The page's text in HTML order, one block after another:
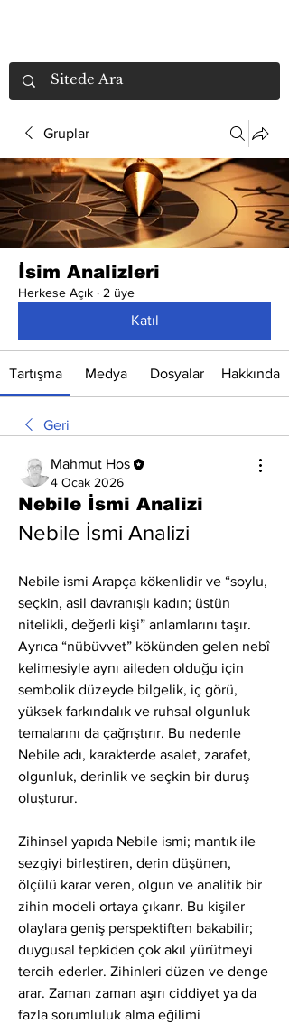
Gruplar
İsim Analizleri
Herkese Açık · 2 üye
Katıl
Tartışma Medya Dosyalar Hakkında
Geri
Mahmut Hos
4 Ocak 2026
Nebile İsmi Analizi
Nebile İsmi Analizi
Nebile ismi Arapça kökenlidir ve “soylu,
seçkin, asil davranışlı kadın; üstün
nitelikli, değerli kişi” anlamlarını taşır.
Ayrıca “nübüvvet” kökünden gelen nebî
kelimesiyle aynı aileden olduğu için
sembolik düzeyde bilgelik, iç görü,
yüksek farkındalık ve ruhsal olgunluk
temalarını da çağrıştırır. Bu nedenle
Nebile adı, karakterde asalet, zarafet,
olgunluk, derinlik ve seçkin bir duruş
oluşturur.
Zihinsel yapıda Nebile ismi; mantık ile
sezgiyi birleştiren, derin düşünen,
ölçülü karar veren, olgun ve analitik bir
zihin modeli ortaya çıkarır. Bu kişiler
olaylara geniş perspektiften bakabilir;
duygusal tepkiden çok akıl yürütmeyi
tercih ederler. Zihinleri düzen ve denge
arar. Zaman zaman aşırı ciddiyet ya da
fazla sorumluluk alma eğilimi